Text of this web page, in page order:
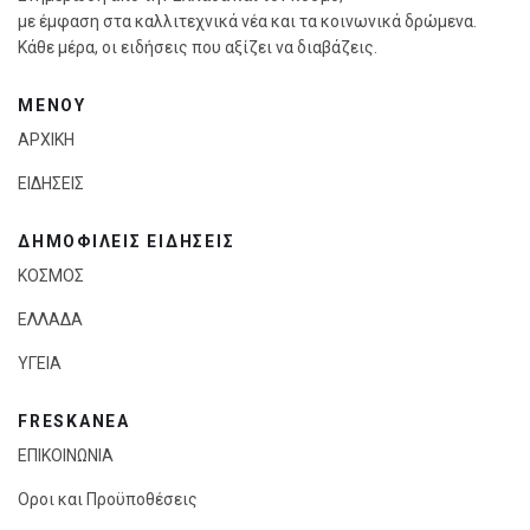
με έμφαση στα καλλιτεχνικά νέα και τα κοινωνικά δρώμενα.
Κάθε μέρα, οι ειδήσεις που αξίζει να διαβάζεις.
ΜΕΝΟΥ
ΑΡΧΙΚΗ
ΕΙΔΗΣΕΙΣ
ΔΗΜΟΦΙΛΕΙΣ ΕΙΔΗΣΕΙΣ
ΚΟΣΜΟΣ
ΕΛΛΑΔΑ
ΥΓΕΙΑ
FRESKANEA
ΕΠΙΚΟΙΝΩΝΙΑ
Οροι και Προϋποθέσεις